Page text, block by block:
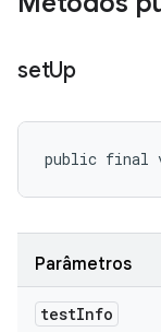
setUp
public final
Parâmetros
testInfo